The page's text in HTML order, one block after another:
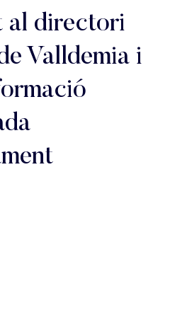
al directori
Valldemia i